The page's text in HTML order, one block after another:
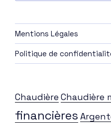
Mentions Légales
Politique de
Chaudière Chaudière
financières